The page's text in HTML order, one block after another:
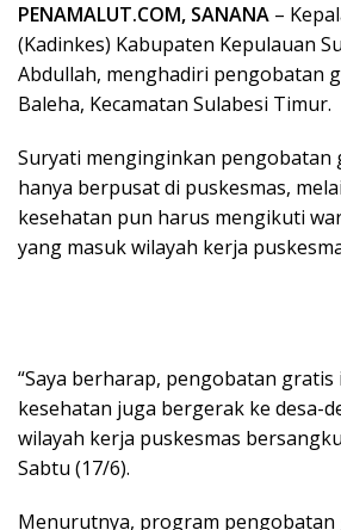
PENAMALUT.COM, SANANA –
(Kadinkes) Kabupaten Kepulauan
Abdullah, menghadiri pengobatan
Baleha, Kecamatan Sulabesi Timur.
Suryati menginginkan pengobatan
hanya berpusat di puskesmas,
kesehatan pun harus mengikuti
yang masuk wilayah kerja
“Saya berharap, pengobatan gratis
kesehatan juga bergerak ke desa-
wilayah kerja puskesmas
Sabtu (17/6).
Menurutnya, program